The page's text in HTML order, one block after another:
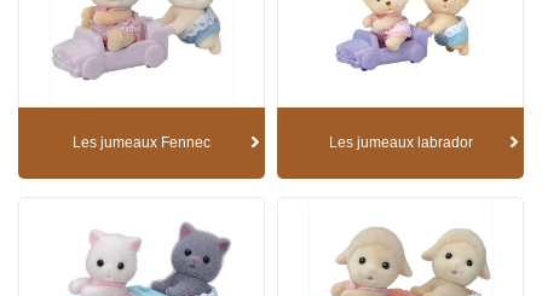
Les jumeaux Fennec Les jumeaux labrador